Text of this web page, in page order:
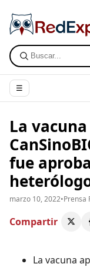
☰
La
fue
marzo 10, 2022•Prensa
Compartir
La vacuna